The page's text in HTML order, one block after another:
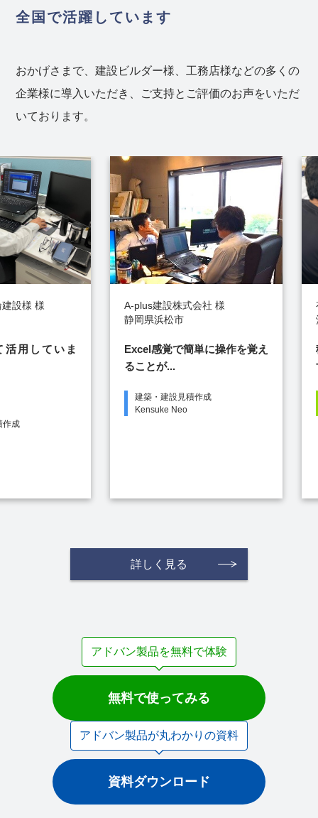
全国で活躍しています
おかげさまで、建設ビルダー様、工務店様などの多くの
企業様に導入いただき、ご支持とご評価のお声をいただ
いております。
有限会社国吉組 様
積算に特化しており、扱いや
すくスピーディ...
露木建設株式
弊社の書式に
を作成してい
詳しく見る
アドバン製品を無料で体験
無料で使ってみる
アドバン製品が丸わかりの資料
資料ダウンロード